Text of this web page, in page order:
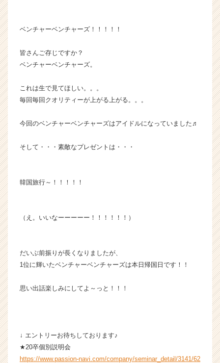
r）
ベンチャーベンチャーズ！！！！！
皆さんご存じですか？
ベンチャーベンチャーズ。
これは生で見てほしい。。。
毎回毎回クオリティーが上がる上がる。。。
今回のベンチャーベンチャーズはアイドルになっていました♬
そして・・・素敵なプレゼントは・・・
韓国旅行～！！！！！
（え。いいなーーーーー！！！！！！）
だいぶ前振りが長くなりましたが、
1位に輝いたベンチャーベンチャーズは本日帰国日です！！
思い出話楽しみにしてよ～っと！！！
↓ エントリーお待ちしております♪
★20卒個別説明会
https://www.passion-navi.com/company/seminar_detail/3141/62